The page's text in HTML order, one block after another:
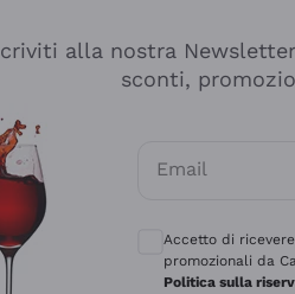
diversi e con un
alla nostra
sconti,
Email
Accetto di
promozionali da
Politica sulla